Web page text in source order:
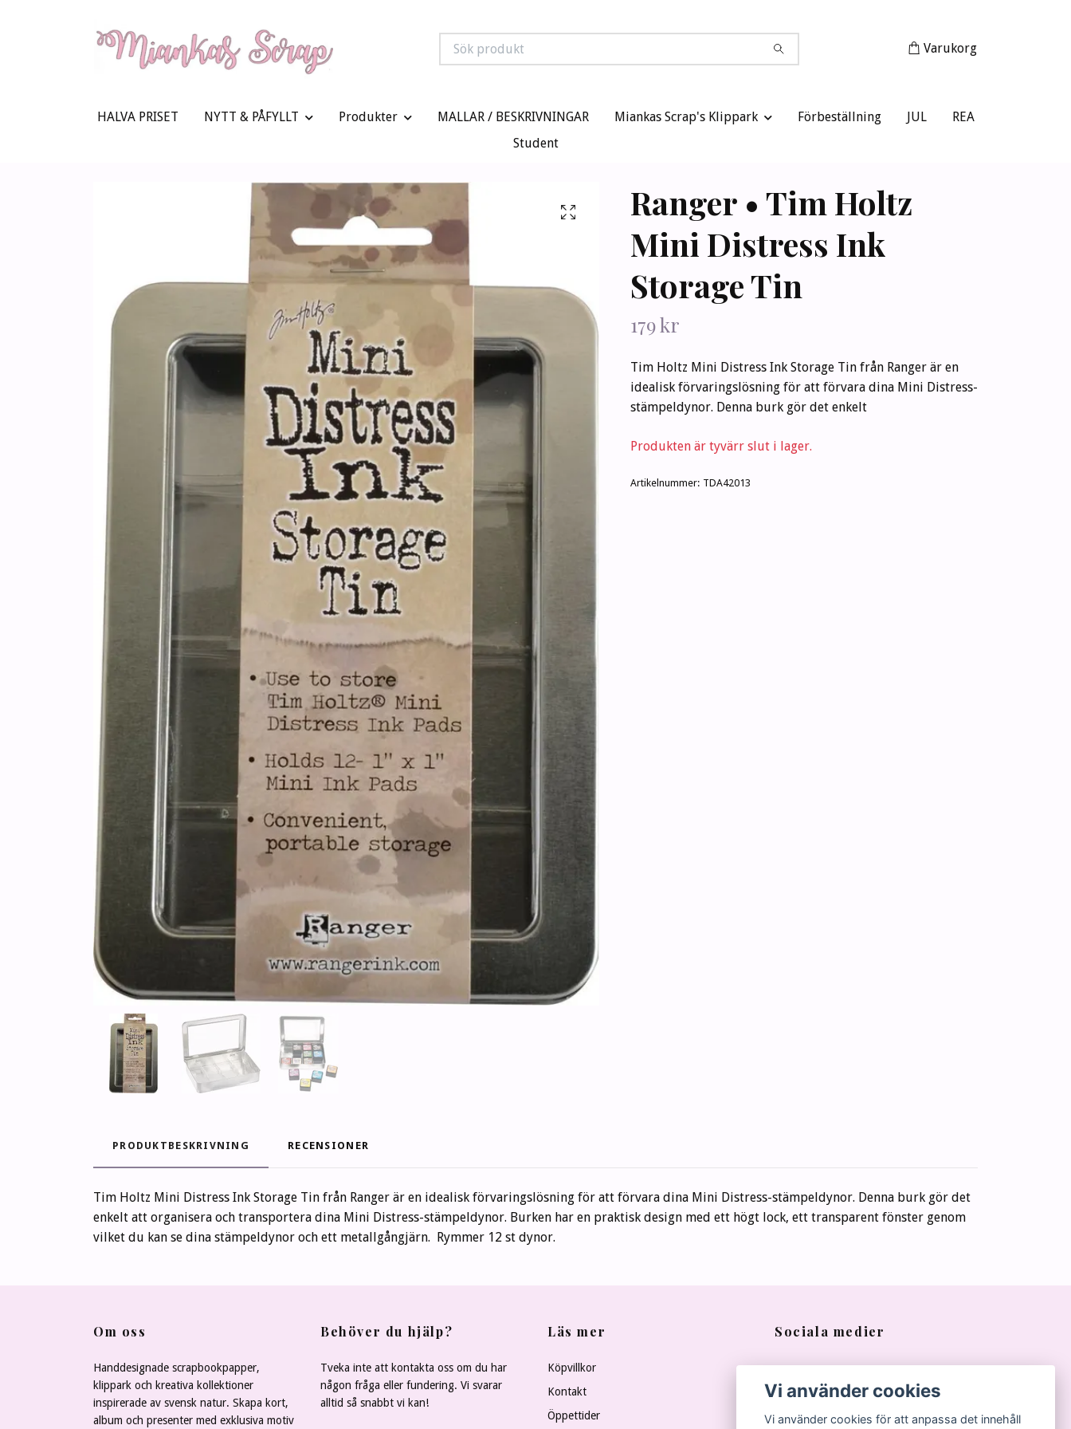
Varukorg
HALVA PRISET NYTT & PÅFYLLT Produkter MALLAR / BESKRIVNINGAR Miankas Scrap's Klippark Förbeställning JUL
REA
Student
Ranger • Tim Holtz
Mini Distress Ink
Storage Tin
179 kr
Tim Holtz Mini Distress Ink Storage Tin från Ranger är en
idealisk förvaringslösning för att förvara dina Mini Distress-
stämpeldynor. Denna burk gör det enkelt
Produkten är tyvärr slut i lager.
Artikelnummer: TDA42013
PRODUKTBESKRIVNING RECENSIONER
Tim Holtz Mini Distress Ink Storage Tin från Ranger är en idealisk förvaringslösning för att förvara dina Mini Distress-stämpeldynor. Denna burk gör det
enkelt att organisera och transportera dina Mini Distress-stämpeldynor. Burken har en praktisk design med ett högt lock, ett transparent fönster genom
vilket du kan se dina stämpeldynor och ett metallgångjärn. Rymmer 12 st dynor.
Om oss
Handdesignade scrapbookpapper,
klippark och kreativa kollektioner
inspirerade av svensk natur. Skapa kort,
album och presenter med exklusiva motiv
Behöver du hjälp?
Tveka inte att kontakta oss om du har
någon fråga eller fundering. Vi svarar
alltid så snabbt vi kan!
Läs mer
Köpvillkor
Kontakt
Öppettider
Sociala medier
Vi använder cookies
Vi använder cookies för att anpassa det innehåll